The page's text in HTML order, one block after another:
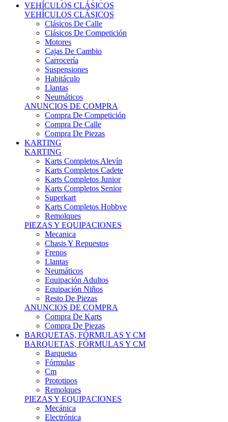
VEHÍCULOS CLÁSICOS
Clásicos De Calle
Clásicos De Competición
Motores
Cajas De Cambio
Carrocería
Suspensiones
Habitáculo
Llantas
Neumáticos
ANUNCIOS DE COMPRA
Compra De Competición
Compra De Calle
Compra De Piezas
KARTING
KARTING
Karts Completos Alevín
Karts Completos Cadete
Karts Completos Junior
Karts Completos Senior
Superkart
Karts Completos Hobbye
Remolques
PIEZAS Y EQUIPACIONES
Mecanica
Chasis Y Repuestos
Frenos
Llantas
Neumáticos
Equipación Adultos
Equipación Niños
Resto De Piezas
ANUNCIOS DE COMPRA
Compra De Karts
Compra De Piezas
BARQUETAS, FÓRMULAS Y CM
BARQUETAS, FÓRMULAS Y CM
Barquetas
Fórmulas
Cm
Prototipos
Remolques
PIEZAS Y EQUIPACIONES
Mecánica
Electrónica
Chasis Y Carrocería